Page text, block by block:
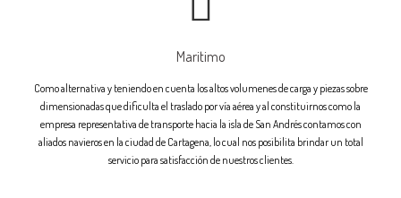
Maritimo
Como alternativa y teniendo en cuenta los altos volumenes de carga y piezas sobre
dimensionadas que dificulta el traslado por vía aérea y al constituirnos como la
empresa representativa de transporte hacia la isla de San Andrés contamos con
aliados navieros en la ciudad de Cartagena, lo cual nos posibilita brindar un total
servicio para satisfacción de nuestros clientes.